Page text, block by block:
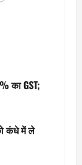
का GST;
कंधे में ले